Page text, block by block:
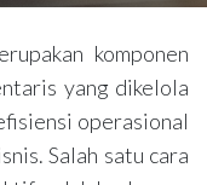
komponen
yang dikelola
operasional
Salah satu cara